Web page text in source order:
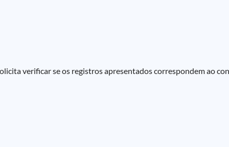
verificar se os registros apresentados correspondem ao